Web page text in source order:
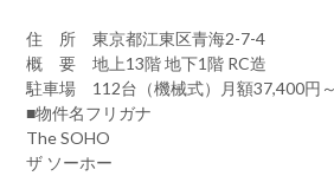
住 所 東京都江東区青海2-7-4
概 要 地上13階 地下1階 RC造
駐車場 112台（機械式）月額37,400円
■物件名フリガナ
The SOHO
ザ ソーホー